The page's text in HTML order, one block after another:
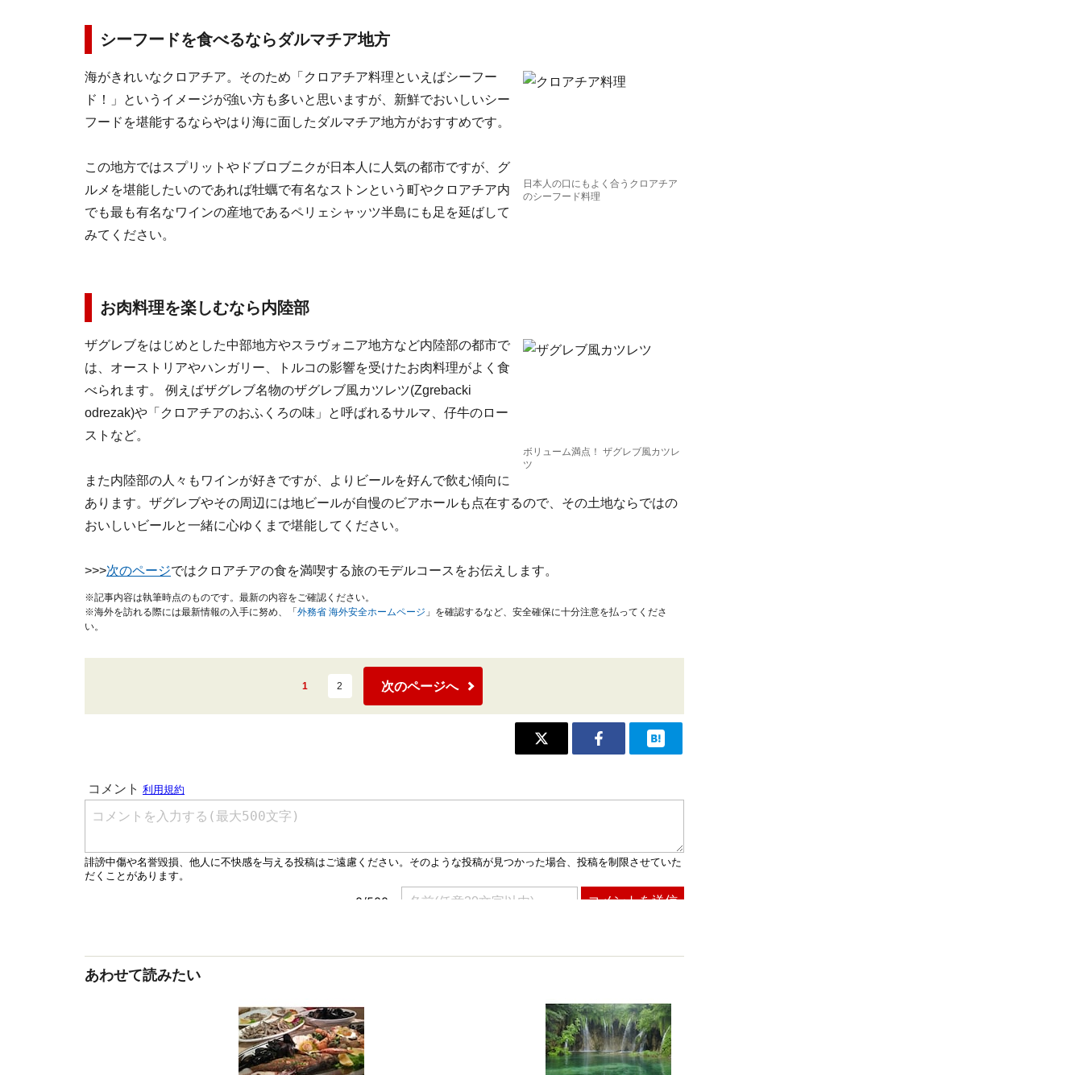
シーフードを食べるならダルマチア地方
日本人の口にもよく合うクロアチア
のシーフード料理
海がきれいなクロアチア。そのため「クロアチア料理といえばシーフー
ド！」というイメージが強い方も多いと思いますが、新鮮でおいしいシー
フードを堪能するならやはり海に面したダルマチア地方がおすすめです。
この地方ではスプリットやドブロブニクが日本人に人気の都市ですが、グ
ルメを堪能したいのであれば牡蠣で有名なストンという町やクロアチア内
でも最も有名なワインの産地であるペリェシャッツ半島にも足を延ばして
みてください。
お肉料理を楽しむなら内陸部
ボリューム満点！ ザグレブ風カツレ
ツ
ザグレブをはじめとした中部地方やスラヴォニア地方など内陸部の都市で
は、オーストリアやハンガリー、トルコの影響を受けたお肉料理がよく食
べられます。 例えばザグレブ名物のザグレブ風カツレツ(Zgrebacki
odrezak)や「クロアチアのおふくろの味」と呼ばれるサルマ、仔牛のロー
ストなど。
また内陸部の人々もワインが好きですが、よりビールを好んで飲む傾向に
あります。ザグレブやその周辺には地ビールが自慢のビアホールも点在するので、その土地ならではの
おいしいビールと一緒に心ゆくまで堪能してください。
>>>次のページではクロアチアの食を満喫する旅のモデルコースをお伝えします。
※記事内容は執筆時点のものです。最新の内容をご確認ください。
※海外を訪れる際には最新情報の入手に努め、「 外務省 海外安全ホームページ 」を確認するなど、安全確保に十分注意を払ってくださ
い。
1 2 次のページへ
あわせて読みたい